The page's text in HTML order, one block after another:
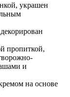
украшен
пропиткой,
и
на основе